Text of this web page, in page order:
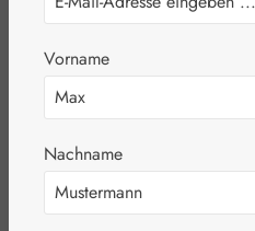
Bildergalerie überspringen
Vorname
Nachname